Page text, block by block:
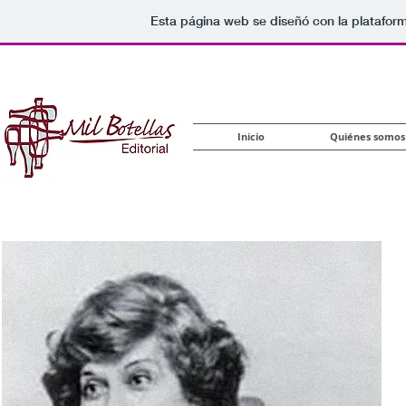
Esta página web se diseñó con la
Inicio Quiénes somos